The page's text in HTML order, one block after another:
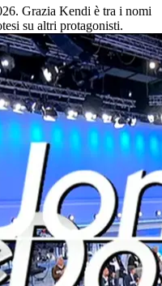
Grazia Kendi è tra i nomi
su altri protagonisti.